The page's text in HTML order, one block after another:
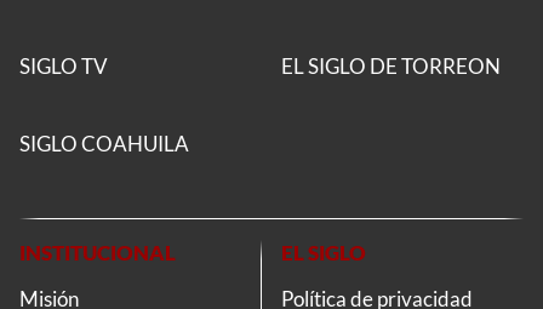
SIGLO TV EL SIGLO DE TORREON
SIGLO COAHUILA
INSTITUCIONAL
Misión
EL SIGLO
Política de privacidad